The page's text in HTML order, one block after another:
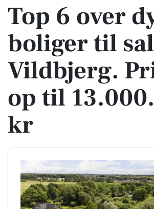
Top 6 over
boliger til
Vildbjerg.
op til
kr